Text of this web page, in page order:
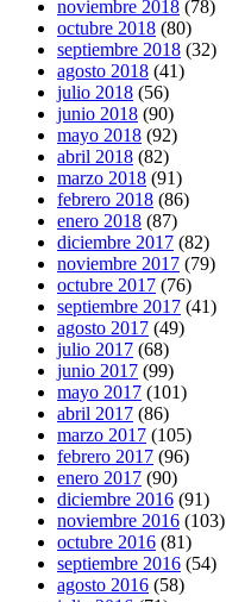
noviembre 2018 (78)
octubre 2018 (80)
septiembre 2018 (32)
agosto 2018 (41)
julio 2018 (56)
junio 2018 (90)
mayo 2018 (92)
abril 2018 (82)
marzo 2018 (91)
febrero 2018 (86)
enero 2018 (87)
diciembre 2017 (82)
noviembre 2017 (79)
octubre 2017 (76)
septiembre 2017 (41)
agosto 2017 (49)
julio 2017 (68)
junio 2017 (99)
mayo 2017 (101)
abril 2017 (86)
marzo 2017 (105)
febrero 2017 (96)
enero 2017 (90)
diciembre 2016 (91)
noviembre 2016 (103)
octubre 2016 (81)
septiembre 2016 (54)
agosto 2016 (58)